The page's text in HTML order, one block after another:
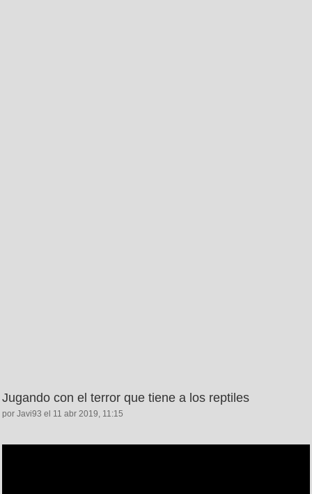
Jugando con el terror que tiene a los reptiles
por Javi93 el 11 abr 2019, 11:15